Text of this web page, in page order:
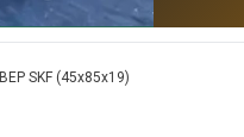
SKF (45x85x19)